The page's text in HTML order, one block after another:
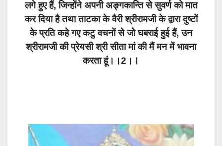
लगे हुए हैं, जिन्होंने अपनी अङ्गकान्ति से सुवर्ण को मात
कर दिया है तथा ताटका के वैरी श्रीरामजी के द्वारा दुष्टों
के प्रति कहे गए कटु वचनों से जो घबराई हुई हैं, उन
श्रीरामजी की प्रेयसी श्री सीता मां की मैं मन में भावना
करता हूं।।2।।